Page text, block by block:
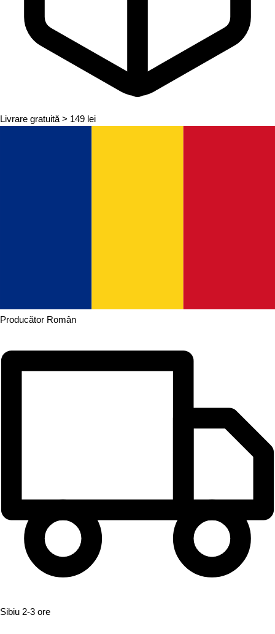
Livrare gratuită > 149 lei
Producător Român
Sibiu 2-3 ore